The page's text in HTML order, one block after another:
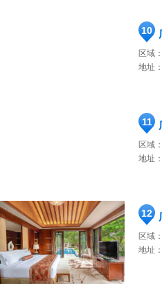
10
区域
地址：
11
区域
地址：
12
区域
地址：